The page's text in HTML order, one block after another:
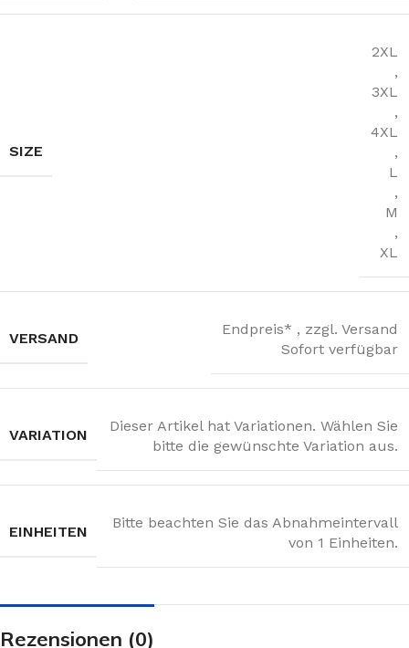
SIZE
2XL
,
3XL
,
4XL
,
L
,
M
,
XL
VERSAND
Endpreis* , zzgl. Versand
Sofort verfügbar
VARIATION
Dieser Artikel hat Variationen. Wählen Sie
bitte die gewünschte Variation aus.
EINHEITEN
Bitte beachten Sie das Abnahmeintervall
von 1 Einheiten.
Rezensionen (0)